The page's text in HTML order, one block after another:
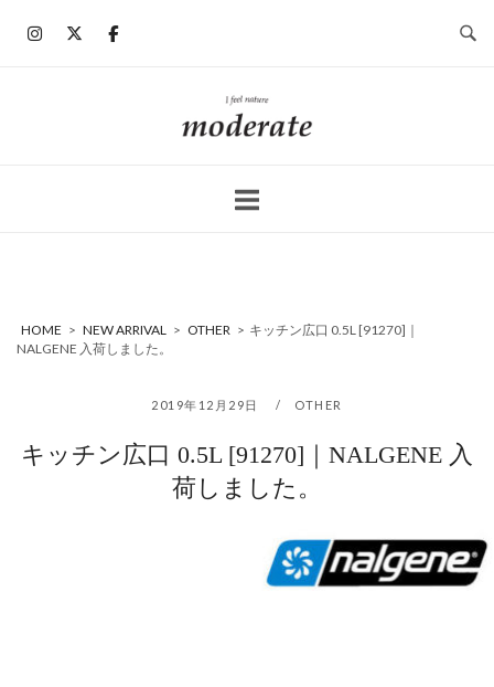
ホ
ー
HOME > NEW ARRIVAL > OTHER > キッチン広口 0.5L [91270]｜
NALGENE 入荷しました。
2019年12月29日 OTHER
キッチン広口 0.5L [91270]｜NALGENE 入
荷しました。